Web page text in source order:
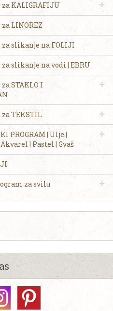
KALIGRAFIJU
LINOREZ
slikanje na FOLIJI
slikanje na vodi | EBRU
STAKLO I
TEKSTIL
PROGRAM | Ulje |
| Pastel | Gvaš
za svilu